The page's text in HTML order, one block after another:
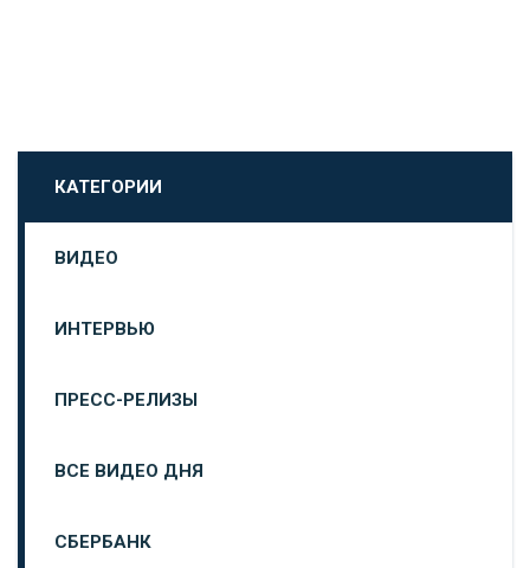
КАТЕГОРИИ
ВИДЕО
ИНТЕРВЬЮ
ПРЕСС-РЕЛИЗЫ
ВСЕ ВИДЕО ДНЯ
СБЕРБАНК